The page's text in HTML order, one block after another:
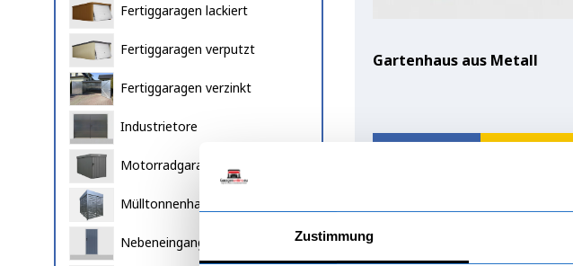
Zustimmung
Fertiggaragen lackiert
Fertiggaragen verputzt
Fertiggaragen verzinkt
Industrietore
Motorradgaragen metall
Mülltonnenhaus
Nebeneingangstüren
Gartenhaus aus Metall